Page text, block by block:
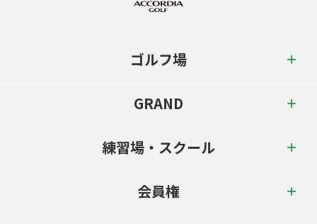
ゴルフ場
GRAND
練習場・スクール
会員権